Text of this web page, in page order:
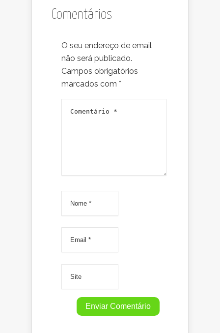
Comentários
O seu endereço de email
não será publicado.
Campos obrigatórios
marcados com *